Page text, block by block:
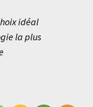
idéal
la plus